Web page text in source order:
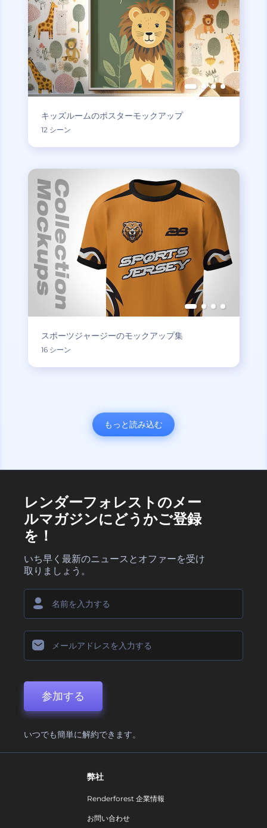
キッズルームのポスターモックアップ
12 シーン
スポーツジャージーのモックアップ集
16 シーン
もっと読み込む
レンダーフォレストのメー
ルマガジンにどうかご登録
を！
いち早く最新のニュースとオファーを受け
取りましょう。
参加する
いつでも簡単に解約できます。
弊社
Renderforest 企業情報
お問い合わせ